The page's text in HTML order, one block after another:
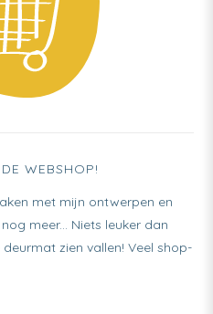
WEBSHOP!
met mijn ontwerpen en
meer... Niets leuker dan
zien vallen! Veel shop-